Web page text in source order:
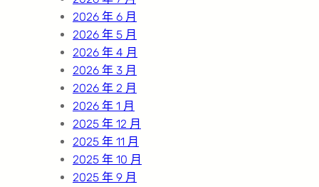
2026 年 6 月
2026 年 5 月
2026 年 4 月
2026 年 3 月
2026 年 2 月
2026 年 1 月
2025 年 12 月
2025 年 11 月
2025 年 10 月
2025 年 9 月